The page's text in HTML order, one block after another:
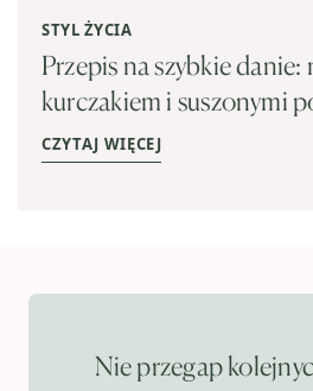
STYL ŻYCIA
Przepis na szybkie danie:
kurczakiem i suszonymi
CZYTAJ WIĘCEJ
Nie przegap